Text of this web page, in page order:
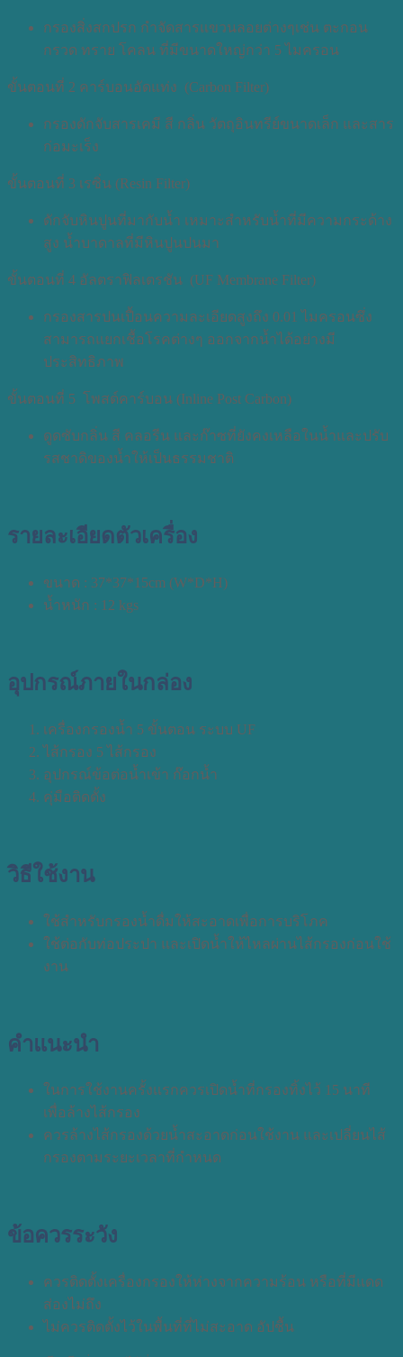
กรองสิ่งสกปรก กำจัดสารแขวนลอยต่างๆเช่น ตะกอน
กรวด ทราย โคลน ที่มีขนาดใหญ่กว่า 5 ไมครอน
ขั้นตอนที่ 2 คาร์บอนอัดแท่ง (Carbon Filter)
กรองดักจับสารเคมี สี กลิ่น วัตถุอินทรีย์ขนาดเล็ก และสาร
ก่อมะเร็ง
ขั้นตอนที่ 3 เรซิ่น (Resin Filter)
ดักจับหินปูนที่มากับน้ำ เหมาะสำหรับน้ำที่มีความกระด้าง
สูง น้ำบาดาลที่มีหินปูนปนมา
ขั้นตอนที่ 4 อัลตราฟิลเตรชัน (UF Membrane Filter)
กรองสารปนเปื้อนความละเอียดสูงถึง 0.01 ไมครอนซึ่ง
สามารถแยกเชื้อโรคต่างๆ ออกจากน้ำได้อย่างมี
ประสิทธิภาพ
ขั้นตอนที่ 5 โพสต์คาร์บอน (Inline Post Carbon)
ดูดซับกลิ่น สี คลอรีน และก๊าซที่ยังคงเหลือในน้ำและปรับ
รสชาดิของน้ำให้เป็นธรรมชาติ
รายละเอียดตัวเครื่อง
ขนาด : 37*37*15cm (W*D*H)
น้ำหนัก : 12 kgs
อุปกรณ์ภายในกล่อง
เครื่องกรองน้ำ 5 ขั้นตอน ระบบ UF
ไส้กรอง 5 ไส้กรอง
อุปกรณ์ข้อต่อน้ำเข้า ก๊อกน้ำ
คุ่มือติดตั้ง
วิธีใช้งาน
ใช้สำหรับกรองน้ำดื่มให้สะอาดเพื่อการบริโภค
ใช้ต่อกับท่อประปา และเปิดน้ำให้ไหลผ่านไส้กรองก่อนใช้
งาน
คำแนะนำ
ในการใช้งานครั้งแรกควรเปิดน้ำที่กรองทิ้งไว้ 15 นาที
เพื่อล้างไส้กรอง
ควรล้างไส้กรองด้วยน้ำสะอาดก่อนใช้งาน และเปลี่ยนไส้
กรองตามระยะเวลาที่กำหนด
ข้อควรระวัง
ควรติดตั้งเครื่องกรองให้ห่างจากความร้อน หรือที่มีแดด
ส่องไม่ถึง
ไม่ควรติดตั้งไว้ในพื้นที่ที่ไม่สะอาด อัปชื้น